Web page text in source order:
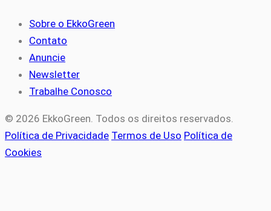
Sobre o EkkoGreen
Contato
Anuncie
Newsletter
Trabalhe Conosco
© 2026 EkkoGreen. Todos os direitos reservados.
Política de Privacidade Termos de Uso Política de
Cookies